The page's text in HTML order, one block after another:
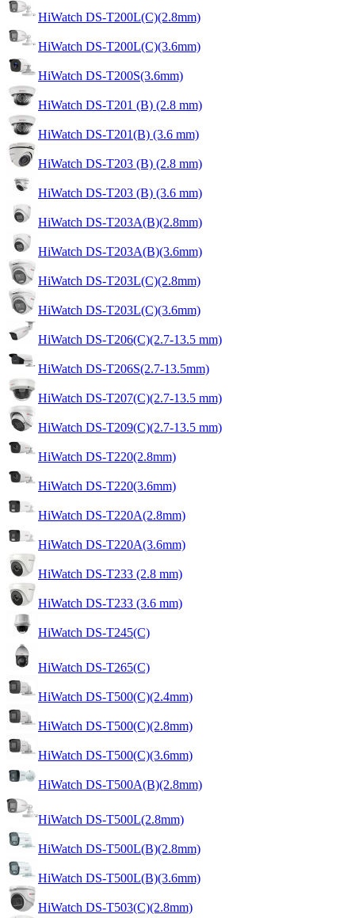
HiWatch DS-T200L(C)(2.8mm)
HiWatch DS-T200L(C)(3.6mm)
HiWatch DS-T200S(3.6mm)
HiWatch DS-T201 (B) (2.8 mm)
HiWatch DS-T201(B) (3.6 mm)
HiWatch DS-T203 (B) (2.8 mm)
HiWatch DS-T203 (B) (3.6 mm)
HiWatch DS-T203A(B)(2.8mm)
HiWatch DS-T203A(B)(3.6mm)
HiWatch DS-T203L(C)(2.8mm)
HiWatch DS-T203L(C)(3.6mm)
HiWatch DS-T206(C)(2.7-13.5 mm)
HiWatch DS-T206S(2.7-13.5mm)
HiWatch DS-T207(C)(2.7-13.5 mm)
HiWatch DS-T209(C)(2.7-13.5 mm)
HiWatch DS-T220(2.8mm)
HiWatch DS-T220(3.6mm)
HiWatch DS-T220A(2.8mm)
HiWatch DS-T220A(3.6mm)
HiWatch DS-T233 (2.8 mm)
HiWatch DS-T233 (3.6 mm)
HiWatch DS-T245(C)
HiWatch DS-T265(C)
HiWatch DS-T500(C)(2.4mm)
HiWatch DS-T500(C)(2.8mm)
HiWatch DS-T500(C)(3.6mm)
HiWatch DS-T500A(B)(2.8mm)
HiWatch DS-T500L(2.8mm)
HiWatch DS-T500L(B)(2.8mm)
HiWatch DS-T500L(B)(3.6mm)
HiWatch DS-T503(C)(2.8mm)